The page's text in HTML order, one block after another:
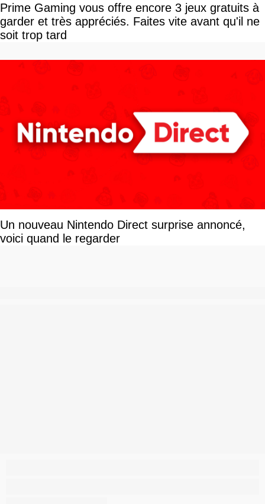
Prime Gaming vous offre encore 3 jeux gratuits à
garder et très appréciés. Faites vite avant qu'il ne
soit trop tard
Un nouveau Nintendo Direct surprise annoncé,
voici quand le regarder